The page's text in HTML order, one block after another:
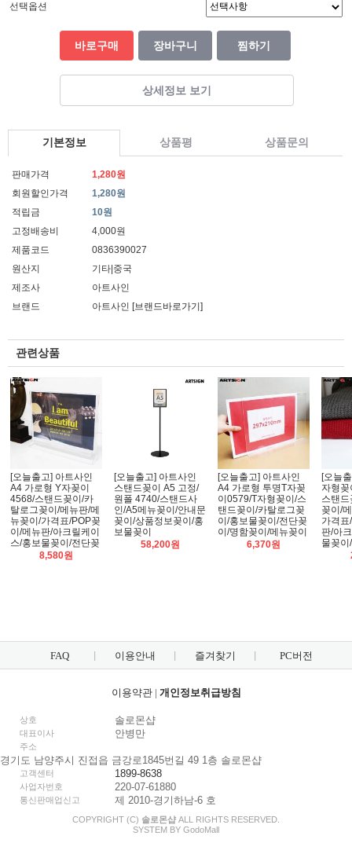
선택옵션
바로구매 장바구니 찜하기
상세정보 보기
기본정보 상품평 상품문의
판매가격
1,280원
회원할인가격
1,280원
적립금
10원
고정배송비
4,000원
제품코드
0836390027
원산지
기타|중국
제조사
아트사인
브랜드
아트사인 [브랜드바로가기]
관련상품
[오늘출고] 아트사인
A4 가로형 Y자꽂이
4568/스탠드꽂이/카
탈로그꽂이/메뉴판/메
뉴꽂이/가격표/POP꽂
이/메뉴판/아크릴케이
스/홍보물꽂이/전단꽂
8,580원
[오늘출고] 아트사인
스탠드꽂이 A5 고정/
원폴 4740/스탠드사
인/A5메뉴꽂이/안내문
꽂이/상품정보꽂이/홍
보물꽂이
58,200원
[오늘출고] 아트사인
A4 가로형 투명T자꽂
이0579/T자형꽂이/스
탠드꽂이/카탈로그꽂
이/홍보물꽂이/전단꽂
이/명함꽂이/메뉴꽂이
6,370원
[오늘
자형꽂
스탠
꽂이/
가격
판/아
물꽂
FAQ 이용안내 즐겨찾기 PC버전
이용약관| 개인정보취급방침
상호 솔로몬샵
대표이사 안병만
주소
경기도 남양주시 진접읍 금강로1845번길 49 1층 솔로몬샵
고객센터 1899-8638
사업자번호 220-07-61880
통신판매업신고 제 2010-경기하남-6 호
COPYRIGHT (C) 솔로몬샵 ALL RIGHTS RESERVED.
SYSTEM BY GodoMall